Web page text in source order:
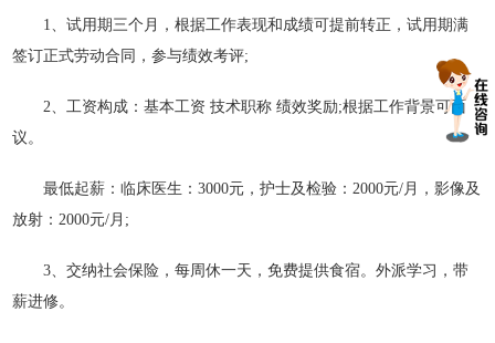
1、试用期三个月，根据工作表现和成绩可提前转正，试用期满
签订正式劳动合同，参与绩效考评;
2、工资构成：基本工资 技术职称 绩效奖励;根据工作背景可面
议。
最低起薪：临床医生：3000元，护士及检验：2000元/月，影像及
放射：2000元/月;
3、交纳社会保险，每周休一天，免费提供食宿。外派学习，带
薪进修。